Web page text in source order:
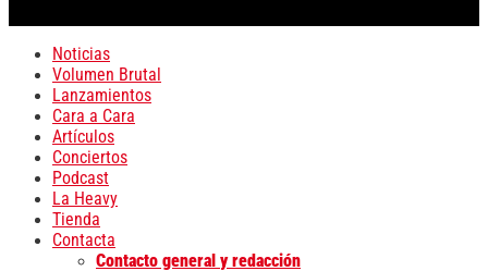
Noticias
Volumen Brutal
Lanzamientos
Cara a Cara
Artículos
Conciertos
Podcast
La Heavy
Tienda
Contacta
Contacto general y redacción